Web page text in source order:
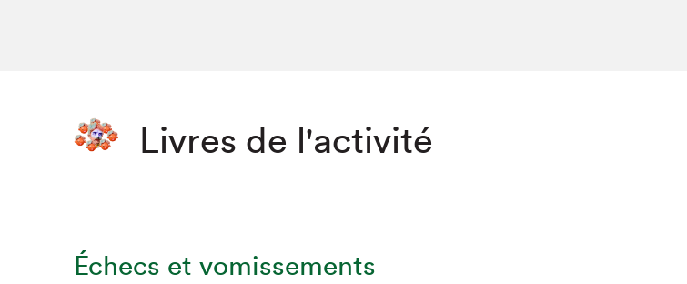
Livres de l'activité
Échecs et vomissements